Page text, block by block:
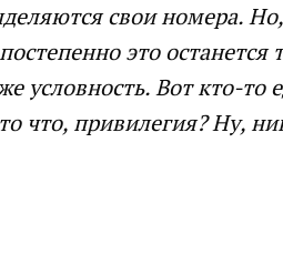
свои номера.
это останется
условность. Вот кто-то
что, привилегия? Ну,